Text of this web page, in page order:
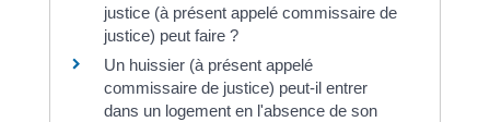
justice (à présent appelé commissaire de
justice) peut faire ?
Un huissier (à présent appelé
commissaire de justice) peut-il entrer
dans un logement en l'absence de son